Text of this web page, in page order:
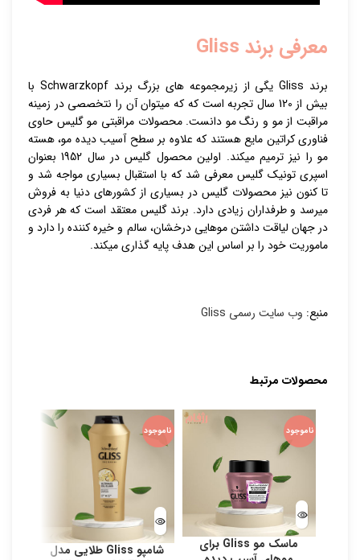
معرفی برند Gliss
برند Gliss یگی از زیرمجموعه های بزرگ برند Schwarzkopf با
بیش از 120 سال تجربه است که که میتوان آن را نتخصصی در زمینه
مراقبت از مو و رنگ مو دانست. محصولات مراقبتی مو گلیس حاوی
فناوری کراتین مایع هستند که علاوه بر سطح آسیب دیده مو، هسته
مو را نیز ترمیم میکند. اولین محصول گلیس در سال 1952 بعنوان
اسپری تونیک گلیس معرفی شد که با استقبال بسیاری مواجه شد و
تا کنون نیز محصولات گلیس در بسیاری از کشورهای دنیا به فروش
میرسد و طرفداران زیادی دارد. برند گلیس معتقد است که هر فردی
در جهان لیاقت داشتن موهایی درخشان، سالم و خیره کننده را دارد و
ماموریت خود را بر اساس این هدف پایه گذاری میکند.
منبع: وب سایت رسمی Gliss
محصولات مرتبط
ناموجود
ماسک مو Gliss برای
ناموجود
شامپو Gliss طلایی مدل